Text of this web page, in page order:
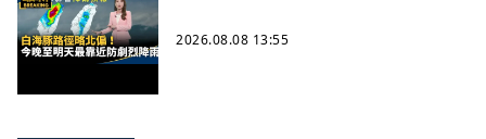
2026.08.08 13:55